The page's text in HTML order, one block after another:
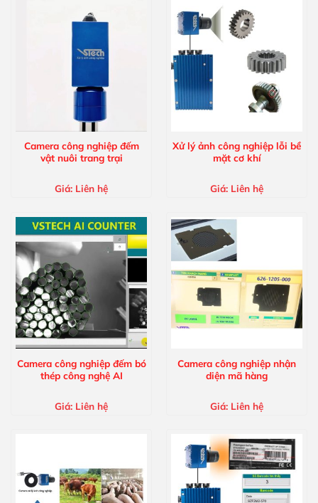
Camera công nghiệp đếm
vật nuôi trang trại
Giá: Liên hệ
Xử lý ảnh công nghiệp lỗi bề
mặt cơ khí
Giá: Liên hệ
Camera công nghiệp đếm bó
thép công nghệ AI
Giá: Liên hệ
Camera công nghiệp nhận
diện mã hàng
Giá: Liên hệ